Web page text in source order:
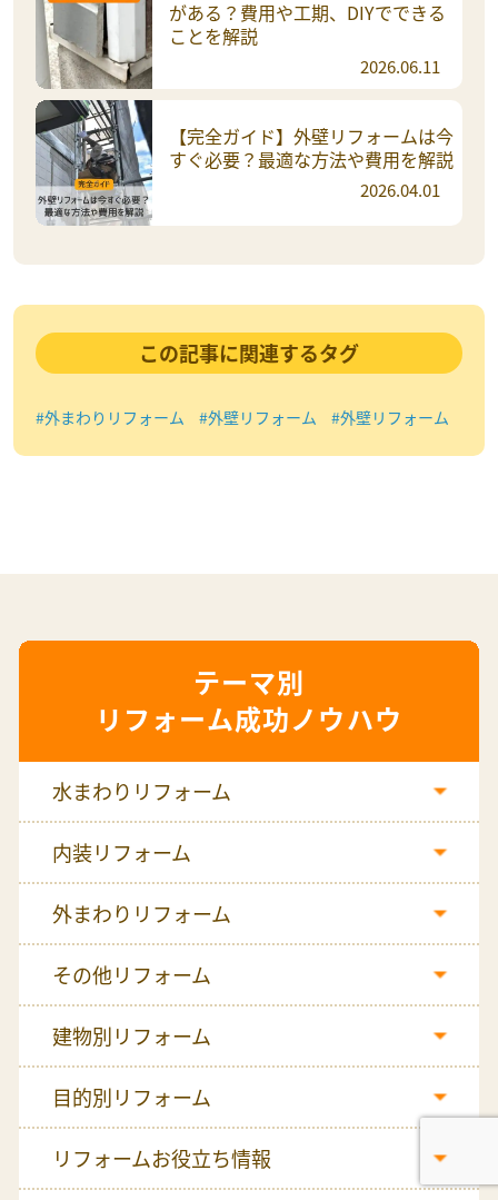
がある？費用や工期、DIYでできる
ことを解説
2026.06.11
【完全ガイド】外壁リフォームは今
すぐ必要？最適な方法や費用を解説
2026.04.01
この記事に関連するタグ
#外まわりリフォーム #外壁リフォーム #外壁リフォーム
リフォーム成功ノウハウ
水まわりリフォーム
内装リフォーム
外まわりリフォーム
その他リフォーム
建物別リフォーム
目的別リフォーム
リフォームお役立ち情報